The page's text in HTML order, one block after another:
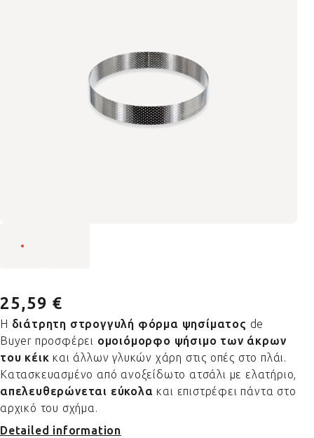
25,59 €
Η διάτρητη στρογγυλή φόρμα ψησίματος de
Buyer προσφέρει ομοιόμορφο ψήσιμο των άκρων
του κέικ και άλλων γλυκών χάρη στις οπές στο πλάι.
Κατασκευασμένο από ανοξείδωτο ατσάλι με ελατήριο,
απελευθερώνεται εύκολα και επιστρέφει πάντα στο
αρχικό του σχήμα.
Detailed information